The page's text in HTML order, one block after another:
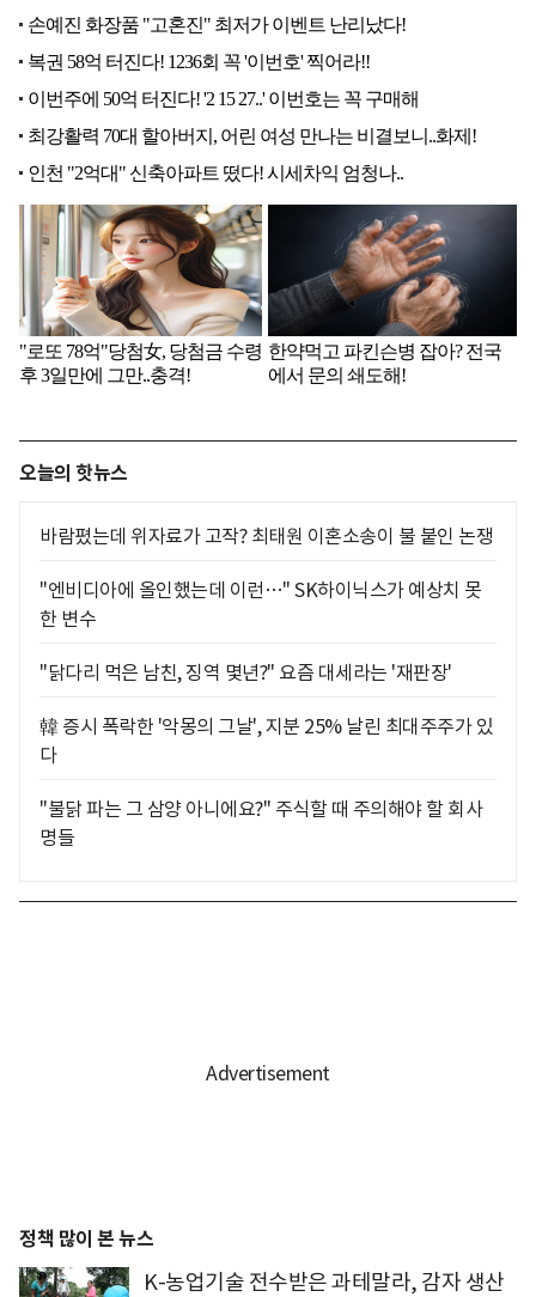
오늘의 핫뉴스
바람폈는데 위자료가 고작? 최태원 이혼소송이 불 붙인 논쟁
"엔비디아에 올인했는데 이런…" SK하이닉스가 예상치 못
한 변수
"닭다리 먹은 남친, 징역 몇년?" 요즘 대세라는 '재판장'
韓 증시 폭락한 '악몽의 그날', 지분 25% 날린 최대주주가 있
다
"불닭 파는 그 삼양 아니에요?" 주식할 때 주의해야 할 회사
명들
정책 많이 본 뉴스
K-농업기술 전수받은 과테말라, 감자 생산